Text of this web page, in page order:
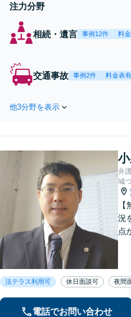
注力分野
相続・遺言 事例12件 料
交通事故 事例2件 料金表有
他3分野を表示
弁
城
況
点
績
バ
法テラス利用可 休日面談可 夜間
電話でお問い合わせ